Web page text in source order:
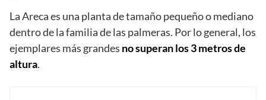
La Areca es una planta de tamaño pequeño o mediano
dentro de la familia de las palmeras. Por lo general, los
ejemplares más grandes no superan los 3 metros de
altura.